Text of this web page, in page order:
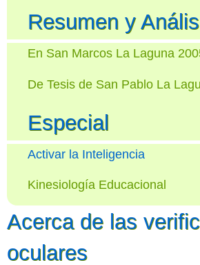
Resumen y
En San Marcos La Laguna
De Tesis de San Pablo La
Especial
Activar la Inteligencia
Kinesiología Educacional
Acerca de las
oculares